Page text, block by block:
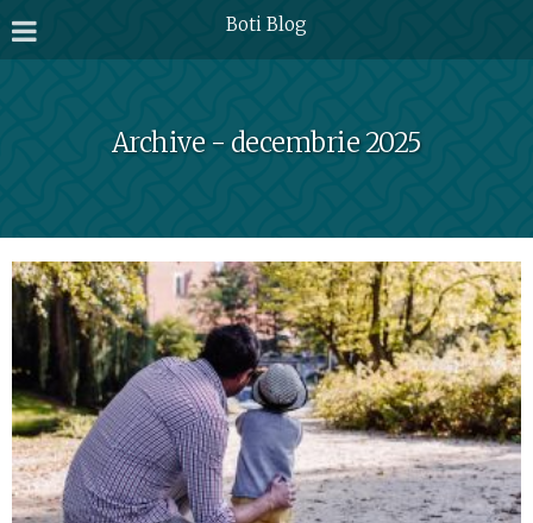
Boti Blog
Archive - decembrie 2025